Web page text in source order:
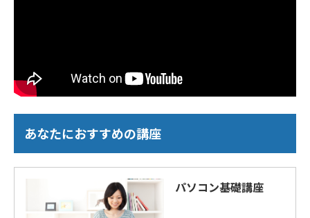
あなたにおすすめの講座
パソコン基礎講座